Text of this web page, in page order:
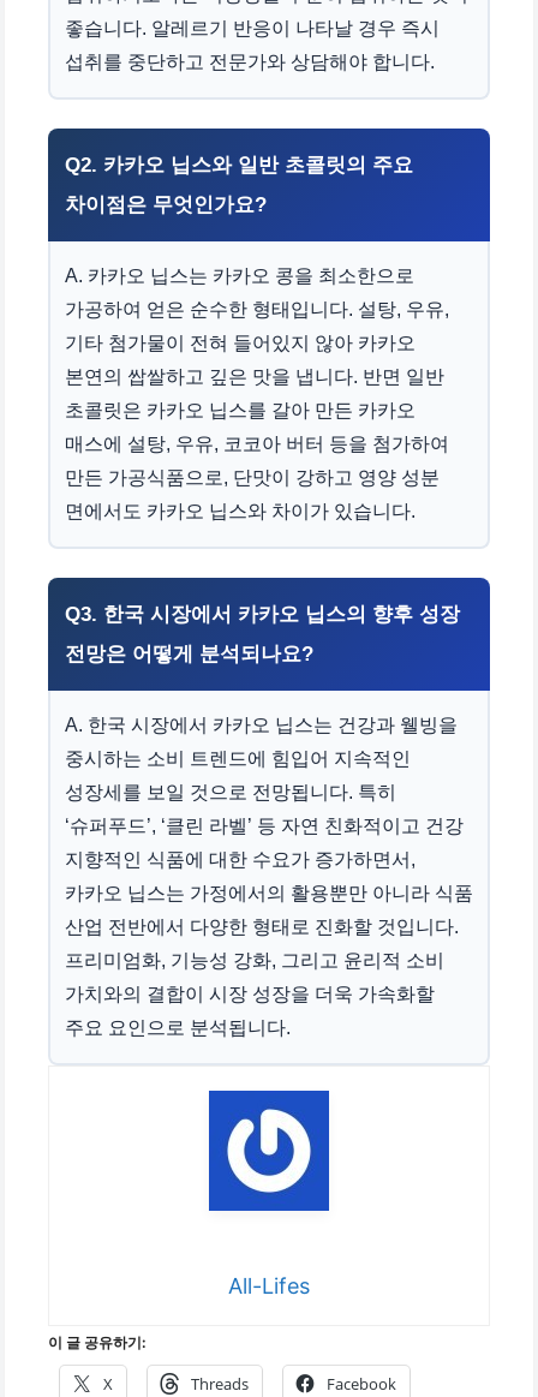
좋습니다. 알레르기 반응이 나타날 경우 즉시
섭취를 중단하고 전문가와 상담해야 합니다.
Q2. 카카오 닙스와 일반 초콜릿의 주요
차이점은 무엇인가요?
A. 카카오 닙스는 카카오 콩을 최소한으로
가공하여 얻은 순수한 형태입니다. 설탕, 우유,
기타 첨가물이 전혀 들어있지 않아 카카오
본연의 쌉쌀하고 깊은 맛을 냅니다. 반면 일반
초콜릿은 카카오 닙스를 갈아 만든 카카오
매스에 설탕, 우유, 코코아 버터 등을 첨가하여
만든 가공식품으로, 단맛이 강하고 영양 성분
면에서도 카카오 닙스와 차이가 있습니다.
Q3. 한국 시장에서 카카오 닙스의 향후 성장
전망은 어떻게 분석되나요?
A. 한국 시장에서 카카오 닙스는 건강과 웰빙을
중시하는 소비 트렌드에 힘입어 지속적인
성장세를 보일 것으로 전망됩니다. 특히
‘슈퍼푸드’, ‘클린 라벨’ 등 자연 친화적이고 건강
지향적인 식품에 대한 수요가 증가하면서,
카카오 닙스는 가정에서의 활용뿐만 아니라 식품
산업 전반에서 다양한 형태로 진화할 것입니다.
프리미엄화, 기능성 강화, 그리고 윤리적 소비
가치와의 결합이 시장 성장을 더욱 가속화할
주요 요인으로 분석됩니다.
All-Lifes
이 글 공유하기:
X Threads Facebook